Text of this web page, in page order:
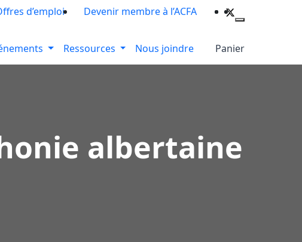
d’emploi Devenir membre à l’ACFA
Ressources Nous joindre Panier
albertaine